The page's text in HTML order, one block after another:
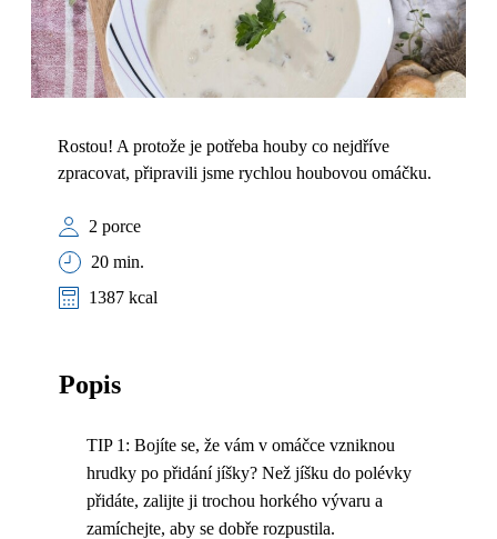
Rostou! A protože je potřeba houby co nejdříve
zpracovat, připravili jsme rychlou houbovou omáčku.
2 porce
20 min.
1387 kcal
Popis
TIP 1: Bojíte se, že vám v omáčce vzniknou
hrudky po přidání jíšky? Než jíšku do polévky
přidáte, zalijte ji trochou horkého vývaru a
zamíchejte, aby se dobře rozpustila.